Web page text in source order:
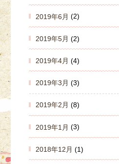
2019年6月 (2)
2019年5月 (2)
2019年4月 (4)
2019年3月 (3)
2019年2月 (8)
2019年1月 (3)
2018年12月 (1)